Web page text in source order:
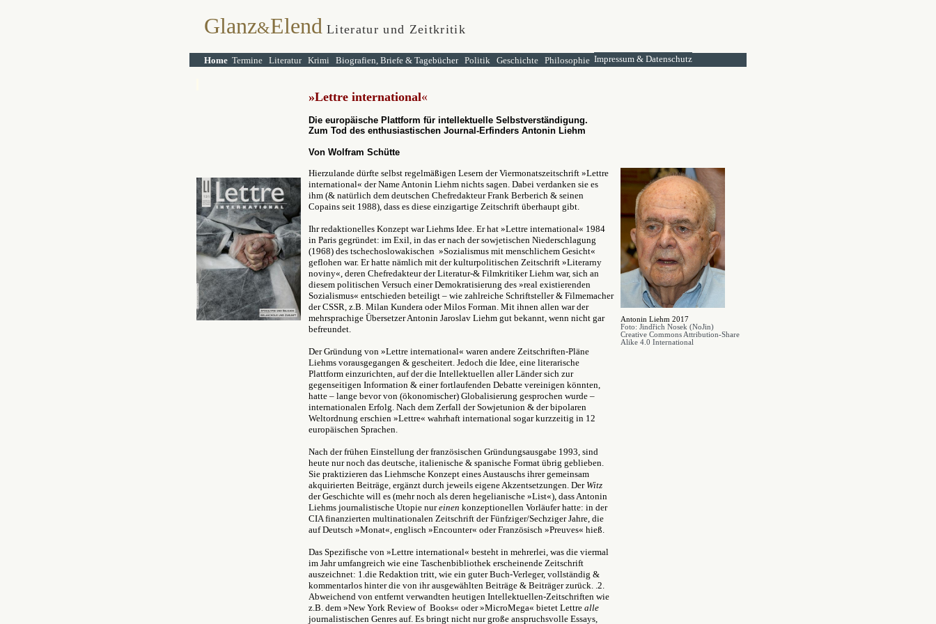
Glanz&Elend Literatur und Zeitkritik
Home Termine Literatur Krimi Biografien, Briefe & Tagebücher Politik Geschichte Philosophie Impressum & Datenschutz
»Lettre international«
Die europäische Plattform für intellektuelle Selbstverständigung.
Zum Tod des enthusiastischen Journal-Erfinders Antonin Liehm
Von Wolfram Schütte
Hierzulande dürfte selbst regelmäßigen Lesern der Viermonatszeitschrift »Lettre
international« der Name Antonin Liehm nichts sagen. Dabei verdanken sie es
ihm (& natürlich dem deutschen Chefredakteur Frank Berberich & seinen
Copains seit 1988), dass es diese einzigartige Zeitschrift überhaupt gibt.
Ihr redaktionelles Konzept war Liehms Idee. Er hat »Lettre international« 1984
in Paris gegründet: im Exil, in das er nach der sowjetischen Niederschlagung
(1968) des tschechoslowakischen »Sozialismus mit menschlichem Gesicht«
geflohen war. Er hatte nämlich mit der kulturpolitischen Zeitschrift »Literarny
noviny«, deren Chefredakteur der Literatur-& Filmkritiker Liehm war, sich an
diesem politischen Versuch einer Demokratisierung des »real existierenden
Sozialismus« entschieden beteiligt – wie zahlreiche Schriftsteller & Filmemacher
der CSSR, z.B. Milan Kundera oder Milos Forman. Mit ihnen allen war der
mehrsprachige Übersetzer Antonin Jaroslav Liehm gut bekannt, wenn nicht gar
befreundet.
Der Gründung von »Lettre international« waren andere Zeitschriften-Pläne
Liehms vorausgegangen & gescheitert. Jedoch die Idee, eine literarische
Plattform einzurichten, auf der die Intellektuellen aller Länder sich zur
gegenseitigen Information & einer fortlaufenden Debatte vereinigen könnten,
hatte – lange bevor von (ökonomischer) Globalisierung gesprochen wurde –
internationalen Erfolg. Nach dem Zerfall der Sowjetunion & der bipolaren
Weltordnung erschien »Lettre« wahrhaft international sogar kurzzeitig in 12
europäischen Sprachen.
Nach der frühen Einstellung der französischen Gründungsausgabe 1993, sind
heute nur noch das deutsche, italienische & spanische Format übrig geblieben.
Sie praktizieren das Liehmsche Konzept eines Austauschs ihrer gemeinsam
akquirierten Beiträge, ergänzt durch jeweils eigene Akzentsetzungen. DerWitz
der Geschichte will es (mehr noch als deren hegelianische »List«), dass Antonin
Liehms journalistische Utopie nureinen konzeptionellen Vorläufer hatte: in der
CIA finanzierten multinationalen Zeitschrift der Fünfziger/Sechziger Jahre, die
auf Deutsch »Monat«, englisch »Encounter« oder Französisch »Preuves« hieß.
Das Spezifische von »Lettre international« besteht in mehrerlei, was die viermal
im Jahr umfangreich wie eine Taschenbibliothek erscheinende Zeitschrift
auszeichnet: 1.die Redaktion tritt, wie ein guter Buch-Verleger, vollständig &
kommentarlos hinter die von ihr ausgewählten Beiträge & Beiträger zurück. .2.
Abweichend von entfernt verwandten heutigen Intellektuellen-Zeitschriften wie
z.B. dem »New York Review of Books« oder »MicroMega« bietet Lettre alle
journalistischen Genres auf. Es bringt nicht nur große anspruchsvolle Essays,
Antonin Liehm 2017
Foto: Jindřich Nosek (NoJin)
Creative Commons Attribution-Share
Alike 4.0 International